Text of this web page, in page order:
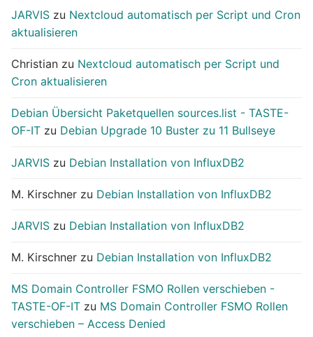
JARVIS zu Nextcloud automatisch per Script und Cron
aktualisieren
Christian zu Nextcloud automatisch per Script und
Cron aktualisieren
Debian Übersicht Paketquellen sources.list - TASTE-
OF-IT zu Debian Upgrade 10 Buster zu 11 Bullseye
JARVIS zu Debian Installation von InfluxDB2
M. Kirschner zu Debian Installation von InfluxDB2
JARVIS zu Debian Installation von InfluxDB2
M. Kirschner zu Debian Installation von InfluxDB2
MS Domain Controller FSMO Rollen verschieben -
TASTE-OF-IT zu MS Domain Controller FSMO Rollen
verschieben – Access Denied